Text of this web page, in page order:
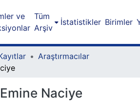
ve
Tüm
Arşiv
İstatistikler Birimler
Araştırmacılar
Emine Naciye